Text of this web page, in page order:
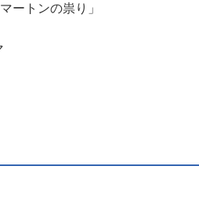
ートンの祟り」